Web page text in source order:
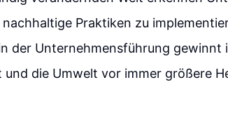
Praktiken zu
der Unternehmensführung gewinnt
und die Umwelt vor immer größere